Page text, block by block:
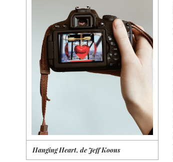
Hanging Heart, de Jeff Koons